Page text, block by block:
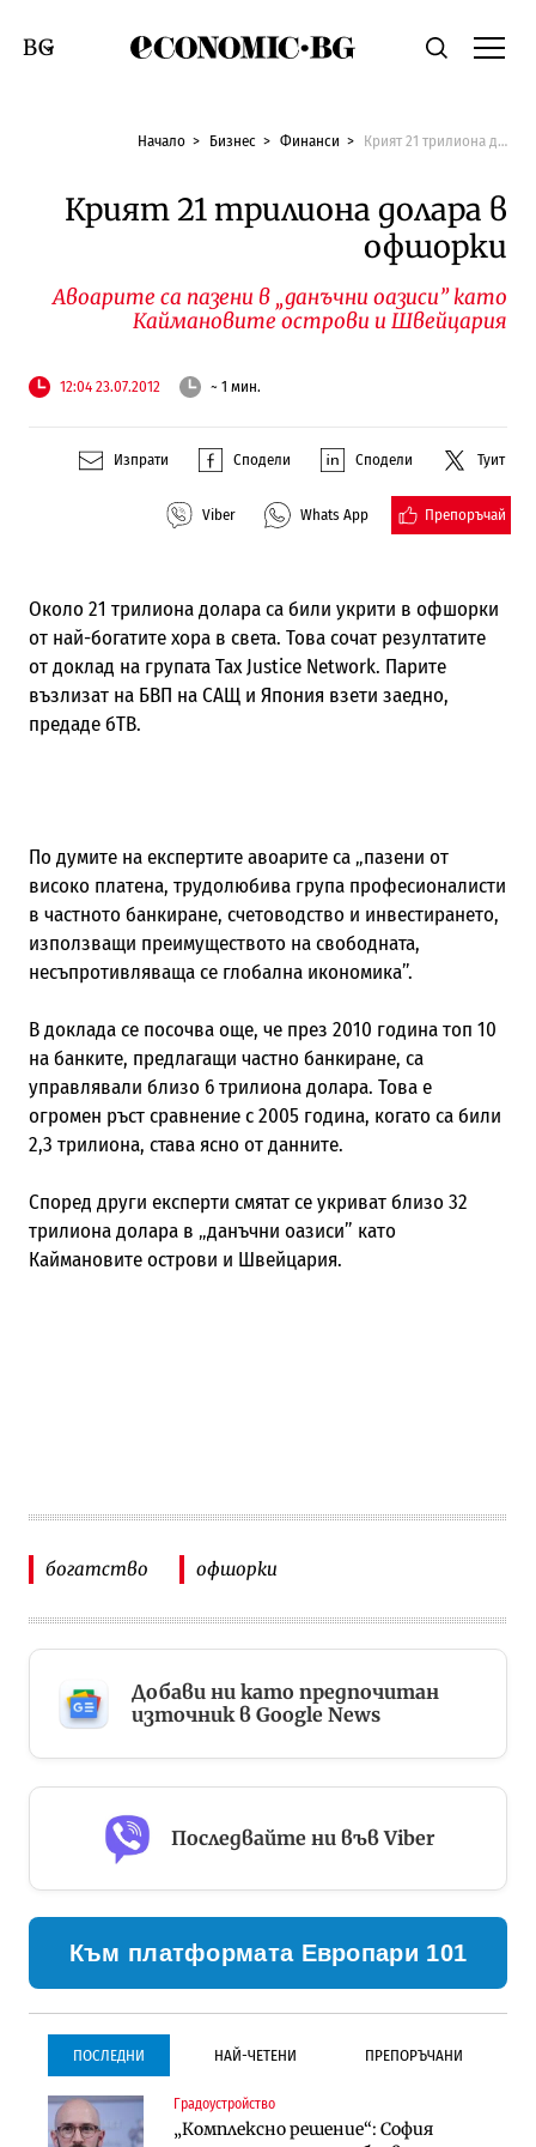
Economic.bgТърсене
Смяна на език
Начало Бизнес Финанси Крият 21 трилиона долара в офшорки
Крият 21 трилиона долара в
офшорки
Авоарите са пазени в „данъчни оазиси” като
Каймановите острови и Швейцария
12:04 23.07.2012 ~ 1 мин.
Изпрати Сподели Сподели Туит
Viber Whats App Препоръчай
Около 21 трилиона долара са били укрити в офшорки
от най-богатите хора в света. Това сочат резултатите
от доклад на групата Tax Justice Network. Парите
възлизат на БВП на САЩ и Япония взети заедно,
предаде бТВ.
По думите на експертите авоарите са „пазени от
високо платена, трудолюбива група професионалисти
в частното банкиране, счетоводство и инвестирането,
използващи преимуществото на свободната,
несъпротивляваща се глобална икономика”.
В доклада се посочва още, че през 2010 година топ 10
на банките, предлагащи частно банкиране, са
управлявали близо 6 трилиона долара. Това е
огромен ръст сравнение с 2005 година, когато са били
2,3 трилиона, става ясно от данните.
Според други експерти смятат се укриват близо 32
трилиона долара в „данъчни оазиси” като
Каймановите острови и Швейцария.
богатство офшорки
Добави ни като предпочитан
източник в Google News
Последвайте ни във Viber
Към платформата Европари 101
ПОСЛЕДНИ НАЙ-ЧЕТЕНИ ПРЕПОРЪЧАНИ
Градоустройство
„Комплексно решение“: София
Градоустройство
Столична община избра
Инфраструктура
Проектирането на тунела под